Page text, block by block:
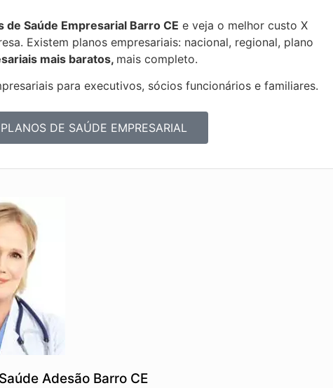
de Saúde Empresarial Barro CE e veja o melhor custo X
Existem planos empresariais: nacional, regional, plano
mais baratos, mais completo.
para executivos, sócios funcionários e familiares.
DE SAÚDE EMPRESARIAL
Adesão Barro CE